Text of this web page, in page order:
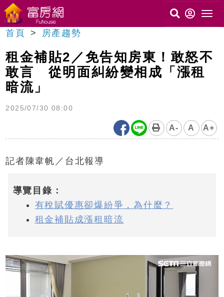
首頁 房產趨勢
租金補貼2／免告知房東！敢怒不
敢言 從明面糾紛變相成「漲租
暗流」
2025/07/30 08:00
A- A A+
記者陳韋帆／台北報導
導覽目錄：
有稅賦優惠卻爆紛爭，為什麼？
租金補貼成漲租暗流